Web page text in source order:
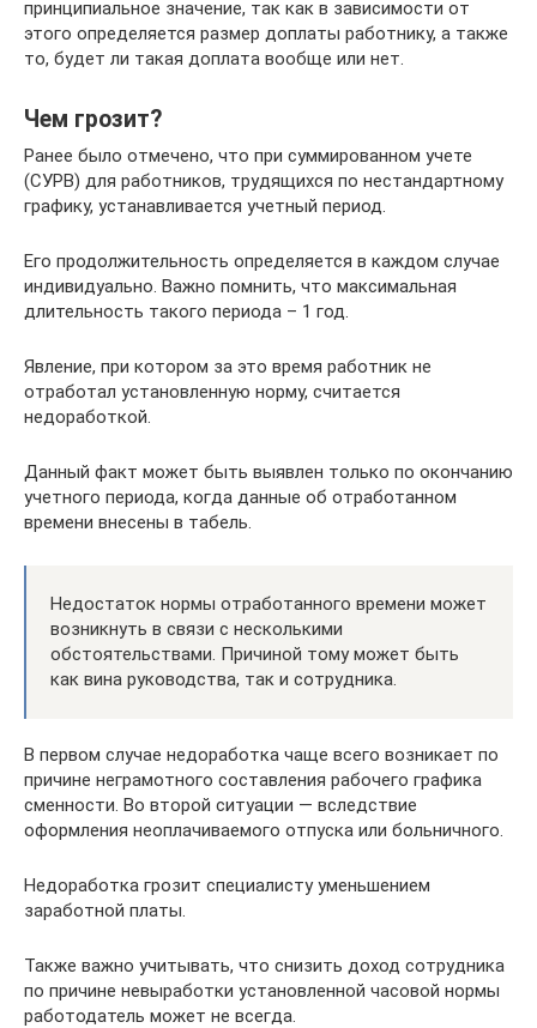
принципиальное значение, так как в зависимости от
этого определяется размер доплаты работнику, а также
то, будет ли такая доплата вообще или нет.
Чем грозит?
Ранее было отмечено, что при суммированном учете
(СУРВ) для работников, трудящихся по нестандартному
графику, устанавливается учетный период.
Его продолжительность определяется в каждом случае
индивидуально. Важно помнить, что максимальная
длительность такого периода – 1 год.
Явление, при котором за это время работник не
отработал установленную норму, считается
недоработкой.
Данный факт может быть выявлен только по окончанию
учетного периода, когда данные об отработанном
времени внесены в табель.
Недостаток нормы отработанного времени может
возникнуть в связи с несколькими
обстоятельствами. Причиной тому может быть
как вина руководства, так и сотрудника.
В первом случае недоработка чаще всего возникает по
причине неграмотного составления рабочего графика
сменности. Во второй ситуации — вследствие
оформления неоплачиваемого отпуска или больничного.
Недоработка грозит специалисту уменьшением
заработной платы.
Также важно учитывать, что снизить доход сотрудника
по причине невыработки установленной часовой нормы
работодатель может не всегда.